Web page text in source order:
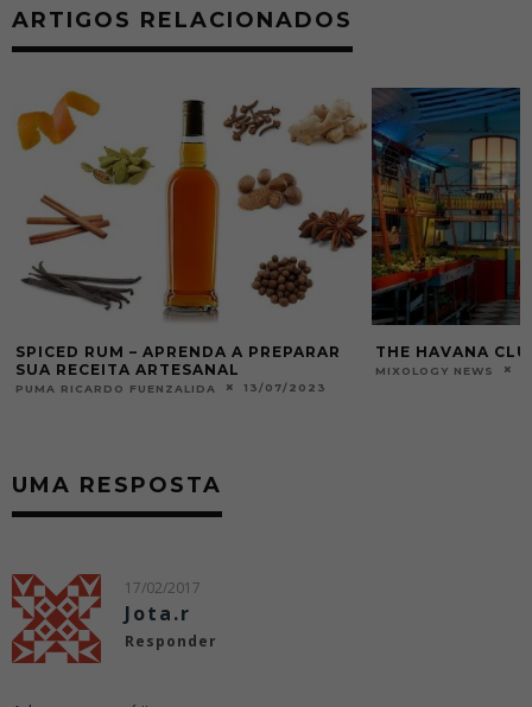
ARTIGOS RELACIONADOS
SPICED RUM – APRENDA A PREPARAR
SUA RECEITA ARTESANAL
PUMA RICARDO FUENZALIDA 13/07/2023
THE HAVANA
MIXOLOGY NEWS
UMA RESPOSTA
17/02/2017
Jota.r
Responder